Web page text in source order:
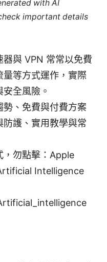
with AI
important details
與 VPN 常常以免費
等方式運作，實際
全風險。
勢、免費與付費方案
護、實用教學與常
，勿點擊：Apple
Intelligence